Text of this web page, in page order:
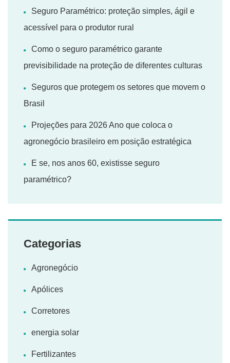
Seguro Paramétrico: proteção simples, ágil e
acessível para o produtor rural
Como o seguro paramétrico garante
previsibilidade na proteção de diferentes culturas
Seguros que protegem os setores que movem o
Brasil
Projeções para 2026 Ano que coloca o
agronegócio brasileiro em posição estratégica
E se, nos anos 60, existisse seguro
paramétrico?
Categorias
Agronegócio
Apólices
Corretores
energia solar
Fertilizantes